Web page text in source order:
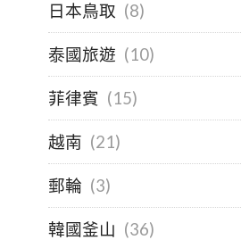
日本鳥取 (8)
泰國旅遊 (10)
菲律賓 (15)
越南 (21)
郵輪 (3)
韓國釜山 (36)